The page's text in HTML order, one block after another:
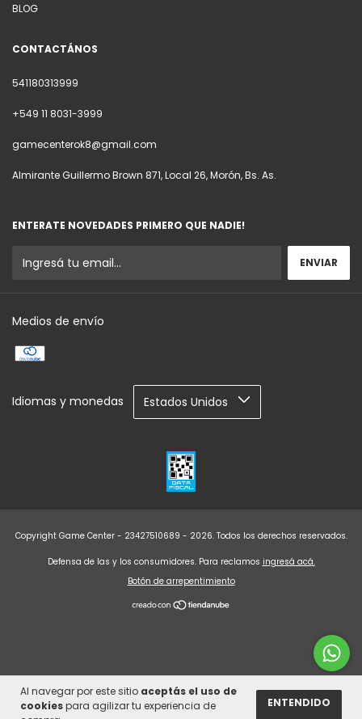
Al navegar por este sitio aceptás el uso de
cookiespara agilizar tu experiencia de
ENTENDIDO
BLOG
CONTACTÁNOS
541180313999
+549 11 8031-3999
gamecenterok8@gmail.com
Almirante Guillermo Brown 871, Local 26, Morón, Bs. As.
ENTERATE NOVEDADES PRIMERO QUE NADIE!
Medios de envío
Idiomas y monedas
Copyright Game Center - 23427510689 - 2026. Todos los derechos reservados.
Defensa de las y los consumidores. Para reclamos ingresá acá.
Botón de arrepentimiento